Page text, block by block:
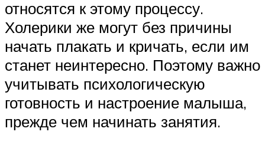
относятся к этому процессу.
Холерики же могут без причины
начать плакать и кричать, если им
станет неинтересно. Поэтому важно
учитывать психологическую
готовность и настроение малыша,
прежде чем начинать занятия.